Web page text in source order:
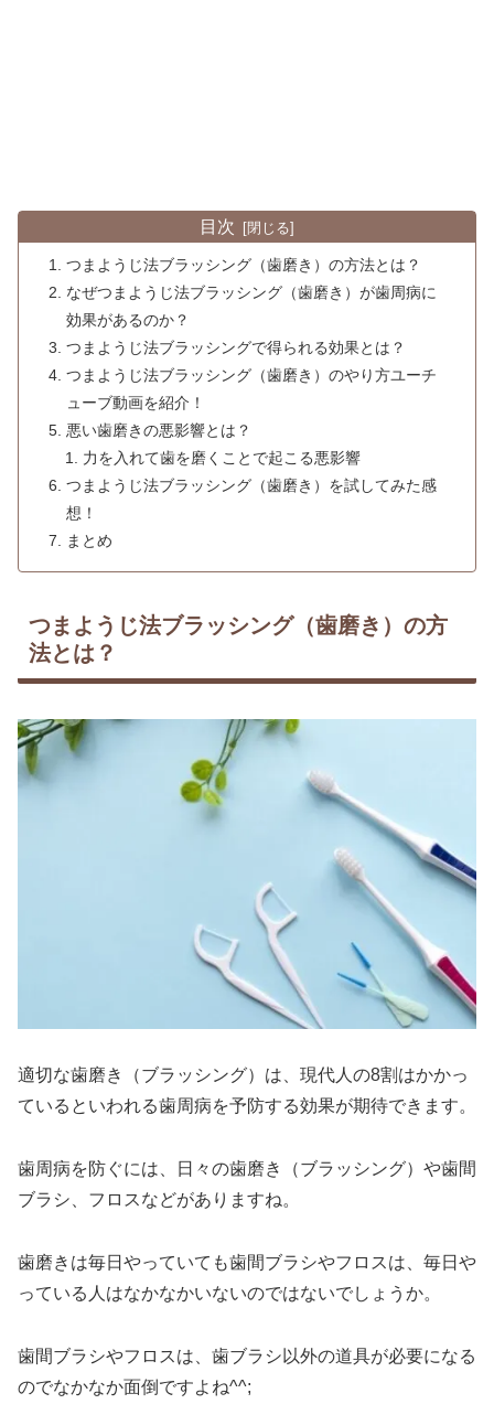
目次
つまようじ法ブラッシング（歯磨き）の方法とは？
なぜつまようじ法ブラッシング（歯磨き）が歯周病に
効果があるのか？
つまようじ法ブラッシングで得られる効果とは？
つまようじ法ブラッシング（歯磨き）のやり方ユーチ
ューブ動画を紹介！
悪い歯磨きの悪影響とは？
力を入れて歯を磨くことで起こる悪影響
つまようじ法ブラッシング（歯磨き）を試してみた感
想！
まとめ
つまようじ法ブラッシング（歯磨き）の方
法とは？
適切な歯磨き（ブラッシング）は、現代人の8割はかかっ
ているといわれる歯周病を予防する効果が期待できます。
歯周病を防ぐには、日々の歯磨き（ブラッシング）や歯間
ブラシ、フロスなどがありますね。
歯磨きは毎日やっていても歯間ブラシやフロスは、毎日や
っている人はなかなかいないのではないでしょうか。
歯間ブラシやフロスは、歯ブラシ以外の道具が必要になる
のでなかなか面倒ですよね^^;